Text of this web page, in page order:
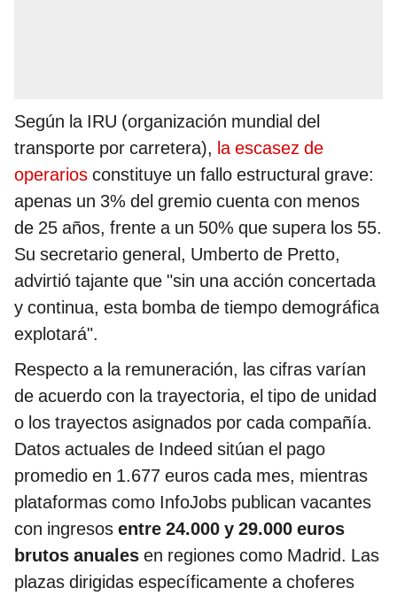
Según la IRU (organización mundial del
transporte por carretera), la escasez de
operarios constituye un fallo estructural grave:
apenas un 3% del gremio cuenta con menos
de 25 años, frente a un 50% que supera los 55.
Su secretario general, Umberto de Pretto,
advirtió tajante que "sin una acción concertada
y continua, esta bomba de tiempo demográfica
explotará".
Respecto a la remuneración, las cifras varían
de acuerdo con la trayectoria, el tipo de unidad
o los trayectos asignados por cada compañía.
Datos actuales de Indeed sitúan el pago
promedio en 1.677 euros cada mes, mientras
plataformas como InfoJobs publican vacantes
con ingresos entre 24.000 y 29.000 euros
brutos anuales en regiones como Madrid. Las
plazas dirigidas específicamente a choferes